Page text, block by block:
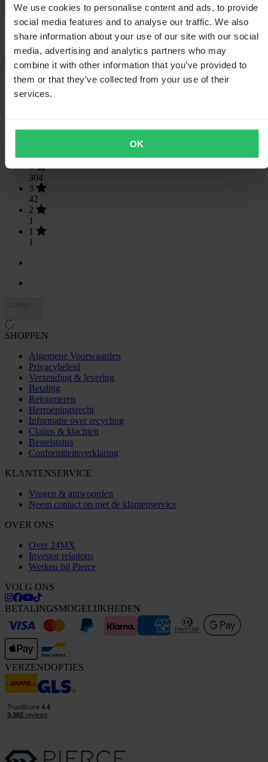
We use cookies to personalise content and ads, to provide
social media features and to analyse our traffic. We also
share information about your use of our site with our social
media, advertising and analytics partners who may
combine it with other information that you’ve provided to
them or that they’ve collected from your use of their
services.
OK
Veiligheidsinformatie
Klantenbeoordelingen (2262)
Toon alleen lokale reviews
4.83van de 5
1914
4
304
3
42
2
1
1
1
SHOPPEN
Algemene Voorwaarden
Privacybeleid
Verzending & levering
Betaling
Retourneren
Herroepingsrecht
Informatie over recycling
Claims & klachten
Bestelstatus
Conformiteitsverklaring
KLANTENSERVICE
Vragen & antwoorden
Neem contact op met de klantenservice
OVER ONS
Over 24MX
Investor relations
Werken bij Pierce
VOLG ONS
BETALINGSMOGELIJKHEDEN
VERZENDOPTIES